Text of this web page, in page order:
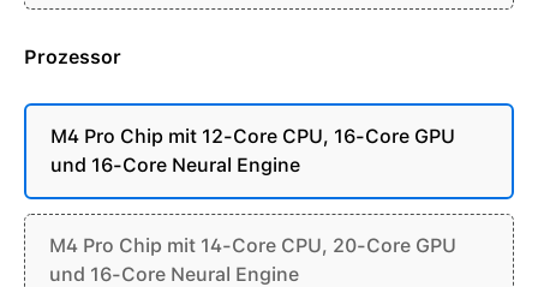
Prozessor
M4 Pro Chip mit 12-Core CPU, 16-Core GPU
und 16-Core Neural Engine
M4 Pro Chip mit 14-Core CPU, 20-Core GPU
und 16-Core Neural Engine